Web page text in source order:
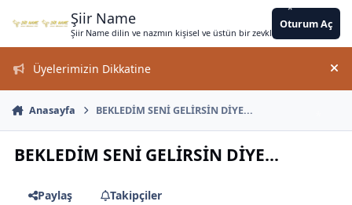
Şiir Name
Şiir Name dilin ve nazmın kişisel ve üstün bir zevkle bir arada
Oturum Aç
Üyelerimizin Dikkatine
Anasayfa BEKLEDİM SENİ GELİRSİN DİYE...
BEKLEDİM SENİ GELİRSİN DİYE...
Paylaş Takipçiler
*
*